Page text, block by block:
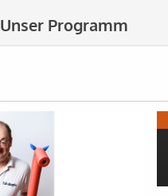
Unser Programm